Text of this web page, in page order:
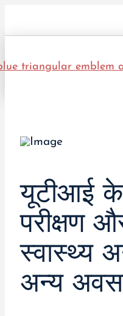
यूटीआई के
परीक्षण
स्वास्थ्य
अन्य